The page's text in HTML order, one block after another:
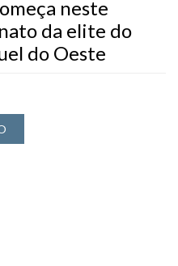
neste
da elite do
do Oeste